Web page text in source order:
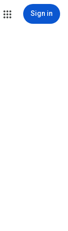
Sign in